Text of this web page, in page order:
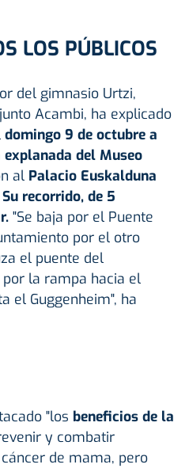
LOS PÚBLICOS
del gimnasio Urtzi,
Acambi, ha explicado
domingo 9 de octubre a
explanada del Museo
al Palacio Euskalduna
Su recorrido, de 5
"Se baja por el Puente
por el otro
el puente del
la rampa hacia el
el Guggenheim", ha
"los beneficios de la
y combatir
de mama, pero